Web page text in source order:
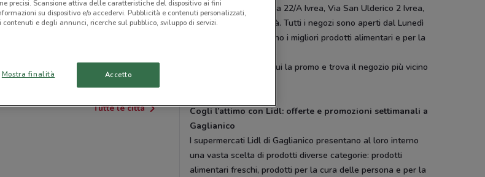
CHIVASSO
Tutte le città
Cremona, Via Strusiglia 22/A Ivrea, Via San Ulderico 2 Ivrea,
Via Colombo 1 Santhià. Tutti i negozi sono aperti dal Lunedì
alla Domenica e offrono i migliori prodotti alimentari e per la
Cosa aspetti? Cerca qui la promo e trova il negozio più vicino
Cogli l’attimo con Lidl: offerte e promozioni settimanali a
Gaglianico
I supermercati Lidl di Gaglianico presentano al loro interno
una vasta scelta di prodotti diverse categorie: prodotti
alimentari freschi, prodotti per la cura delle persona e per la
precisi. Scansione attiva delle caratteristiche del dispositivo ai fini
su dispositivo e/o accedervi. Pubblicità e contenuti personalizzati,
e degli annunci, ricerche sul pubblico, sviluppo di servizi.
Mostra finalità Accetto